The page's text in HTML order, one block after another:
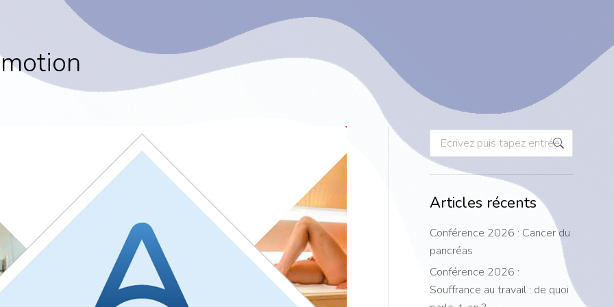
Recherche
:
Articles récents
Conférence 2026 : Cancer du
pancréas
Conférence 2026 :
Souffrance au travail : de quoi